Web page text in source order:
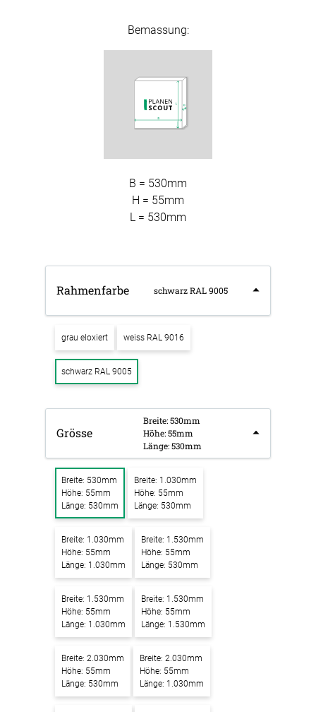
Bemassung:
B = 530mm
H = 55mm
L = 530mm
Rahmenfarbe schwarz RAL 9005
grau eloxiert weiss RAL 9016
schwarz RAL 9005
Grösse
Breite: 530mm
Höhe: 55mm
Länge: 530mm
Breite: 530mm
Höhe: 55mm
Länge: 530mm
Breite: 1.030mm
Höhe: 55mm
Länge: 530mm
Breite: 1.030mm
Höhe: 55mm
Länge: 1.030mm
Breite: 1.530mm
Höhe: 55mm
Länge: 530mm
Breite: 1.530mm
Höhe: 55mm
Länge: 1.030mm
Breite: 1.530mm
Höhe: 55mm
Länge: 1.530mm
Breite: 2.030mm
Höhe: 55mm
Länge: 530mm
Breite: 2.030mm
Höhe: 55mm
Länge: 1.030mm